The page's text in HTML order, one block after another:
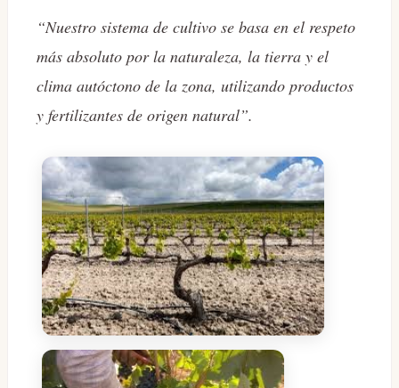
“Nuestro sistema de cultivo se basa en el respeto
más absoluto por la naturaleza, la tierra y el
clima autóctono de la zona, utilizando productos
y fertilizantes de origen natural”.